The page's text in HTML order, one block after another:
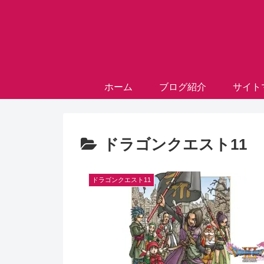
ホーム ブログ紹介 サイト
ドラゴンクエスト11
ドラゴンクエスト11